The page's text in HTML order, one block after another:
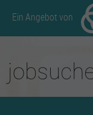
Ein Angebot von